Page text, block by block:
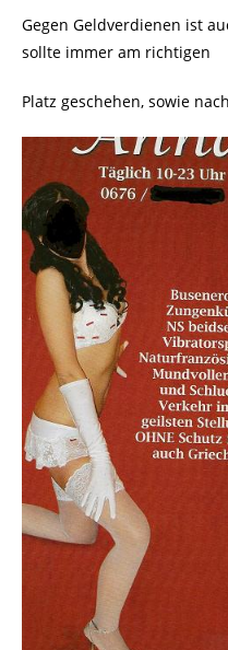
Gegen Geldverdienen ist
sollte immer am richtigen
Platz geschehen, sowie